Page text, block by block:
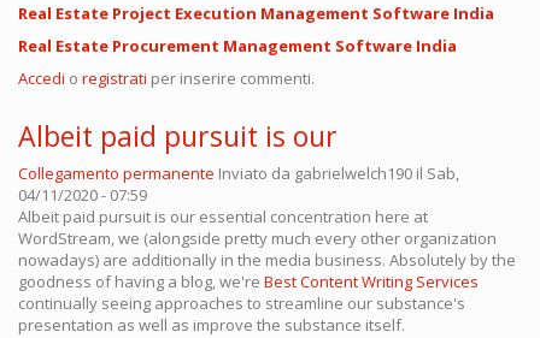
Real Estate Project Execution Management Software India
Real Estate Procurement Management Software India
Accedi o registrati per inserire commenti.
Albeit paid pursuit is our
Collegamento permanente Inviato da gabrielwelch190 il Sab,
04/11/2020 - 07:59
Albeit paid pursuit is our essential concentration here at
WordStream, we (alongside pretty much every other organization
nowadays) are additionally in the media business. Absolutely by the
goodness of having a blog, we're Best Content Writing Services
continually seeing approaches to streamline our substance's
presentation as well as improve the substance itself.